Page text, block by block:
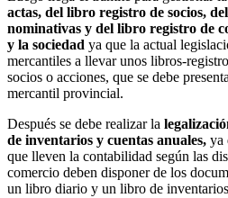
actas, del libro registro de socios,
nominativas y del libro registro de
y la sociedad ya que la actual
mercantiles a llevar unos libros-
socios o acciones, que se debe
mercantil provincial.
Después se debe realizar la
de inventarios y cuentas anuales, ya
que lleven la contabilidad según las
comercio deben disponer de los
un libro diario y un libro de